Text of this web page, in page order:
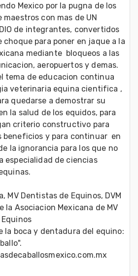
Mexico por la pugna de los
con mas de UN
de integrantes, convertidos
choque para poner en jaque a la
mediante  bloqueos a las
aeropuertos y demas.
tema de educacion continua
veterinaria equina cientifica ,
quedarse a demostrar su
la salud de los equidos, para
criterio constructivo para
beneficios y para continuar  en
la ignorancia para los que no
especialidad de ciencias
MV Dentistas de Equinos, DVM
la Asociacion Mexicana de MV
la boca y dentadura del equino: